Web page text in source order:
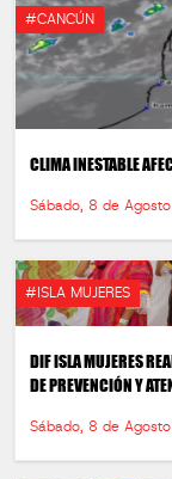
#CANCÚN
CLIMA INESTABLE
Sábado, 8 de
#ISLA MUJERES
DIF ISLA MUJERES
DE PREVENCIÓN Y
Sábado, 8 de